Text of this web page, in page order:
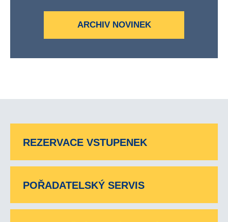
ARCHIV NOVINEK
REZERVACE VSTUPENEK
POŘADATELSKÝ SERVIS